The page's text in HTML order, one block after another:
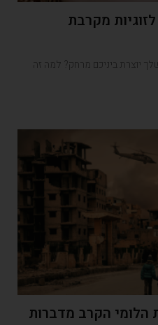
מקרבת
יוצרת ביניכם מרחק? למה זה
הקרב מדברות